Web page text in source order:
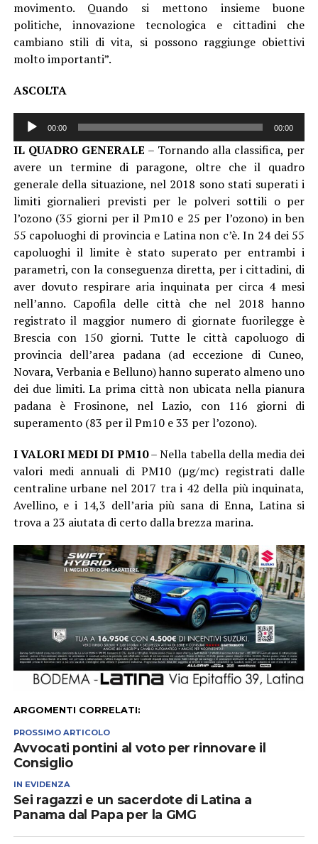
movimento. Quando si mettono insieme buone
politiche, innovazione tecnologica e cittadini che
cambiano stili di vita, si possono raggiunge obiettivi
molto importanti”.
ASCOLTA
Audio
00:00 00:00
IL QUADRO GENERALE – Tornando alla classifica, per
avere un termine di paragone, oltre che il quadro
generale della situazione, nel 2018 sono stati superati i
limiti giornalieri previsti per le polveri sottili o per
l’ozono (35 giorni per il Pm10 e 25 per l’ozono) in ben
55 capoluoghi di provincia e Latina non c’è. In 24 dei 55
capoluoghi il limite è stato superato per entrambi i
parametri, con la conseguenza diretta, per i cittadini, di
aver dovuto respirare aria inquinata per circa 4 mesi
nell’anno. Capofila delle città che nel 2018 hanno
registrato il maggior numero di giornate fuorilegge è
Brescia con 150 giorni. Tutte le città capoluogo di
provincia dell’area padana (ad eccezione di Cuneo,
Novara, Verbania e Belluno) hanno superato almeno uno
dei due limiti. La prima città non ubicata nella pianura
padana è Frosinone, nel Lazio, con 116 giorni di
superamento (83 per il Pm10 e 33 per l’ozono).
I VALORI MEDI DI PM10– Nella tabella della media dei
valori medi annuali di PM10 (μg/mc) registrati dalle
centraline urbane nel 2017 tra i 42 della più inquinata,
Avellino, e i 14,3 dell’aria più sana di Enna, Latina si
trova a 23 aiutata di certo dalla brezza marina.
ARGOMENTI CORRELATI:
PROSSIMO ARTICOLO
Avvocati pontini al voto per rinnovare il
Consiglio
IN EVIDENZA
Sei ragazzi e un sacerdote di Latina a
Panama dal Papa per la GMG